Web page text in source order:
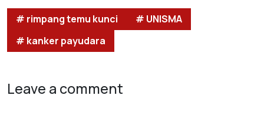
# rimpang temu kunci
# UNISMA
# kanker payudara
Leave a comment